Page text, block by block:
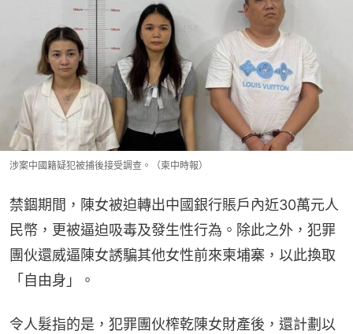
涉案中國籍疑犯被捕後接受調查。（柬中時報）
禁錮期間，陳女被迫轉出中國銀行賬戶內近30萬元人
民幣，更被逼迫吸毒及發生性行為。除此之外，犯罪
團伙還威逼陳女誘騙其他女性前來柬埔寨，以此換取
「自由身」。
令人髮指的是，犯罪團伙榨乾陳女財產後，還計劃以